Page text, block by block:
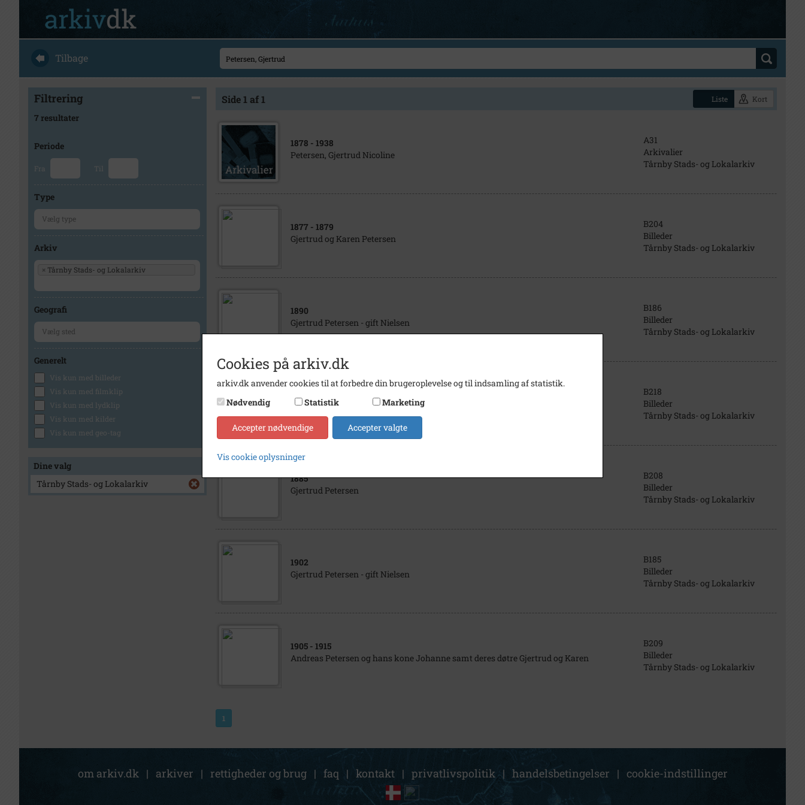
Tilbage
Filtrering
7 resultater
Periode
Fra Til
Type
Arkiv
× Tårnby Stads- og Lokalarkiv
Geografi
Generelt
Vis kun med billeder
Vis kun med filmklip
Vis kun med lydklip
Vis kun med kilder
Vis kun med geo-tag
Dine valg
Tårnby Stads- og Lokalarkiv
Side 1 af 1 Liste Kort
1878 - 1938
Petersen, Gjertrud Nicoline
A31
Arkivalier
Tårnby Stads- og Lokalarkiv
1877 - 1879
Gjertrud og Karen Petersen
B204
Billeder
Tårnby Stads- og Lokalarkiv
1890
Gjertrud Petersen - gift Nielsen
B186
Billeder
Tårnby Stads- og Lokalarkiv
Alfred Lauritz Nicolai Nielsen og Gjertrud Petersen
B218
Billeder
Tårnby Stads- og Lokalarkiv
1885
Gjertrud Petersen
B208
Billeder
Tårnby Stads- og Lokalarkiv
1902
Gjertrud Petersen - gift Nielsen
B185
Billeder
Tårnby Stads- og Lokalarkiv
1905 - 1915
Andreas Petersen og hans kone Johanne samt deres døtre Gjertrud og Karen
B209
Billeder
Tårnby Stads- og Lokalarkiv
1
om arkiv.dk | arkiver | rettigheder og brug | faq | kontakt | privatlivspolitik | handelsbetingelser | cookie-indstillinger
Cookies på arkiv.dk
arkiv.dk anvender cookies til at forbedre din brugeroplevelse og til indsamling af statistik.
Nødvendig
Statistik Marketing
Accepter nødvendige Accepter valgte
Vis cookie oplysninger